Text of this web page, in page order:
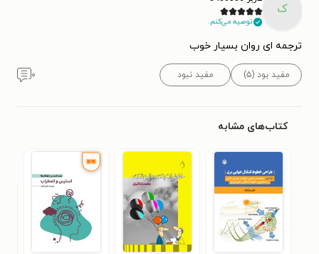
ک
توصیه می‌کنم.
ترجمه ای روان بسیار خوب
مفید بود (۵) مفید نبود ۰
کتاب‌های مشابه